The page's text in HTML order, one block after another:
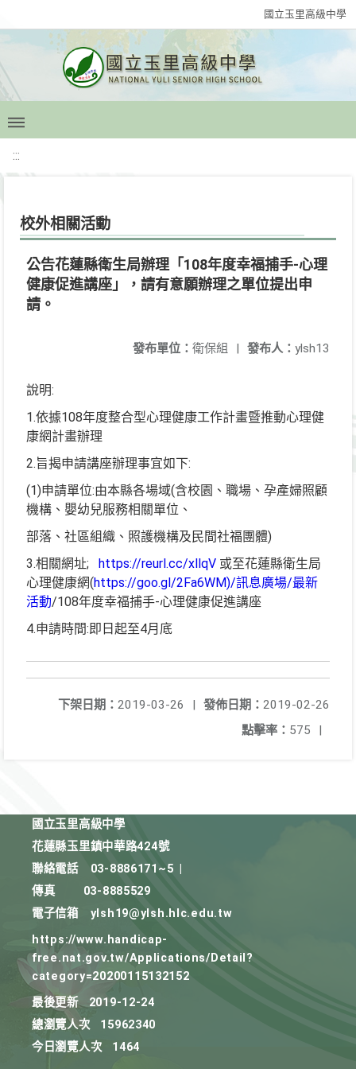
國立玉里高級中學
:::
校外相關活動
公告花蓮縣衛生局辦理「108年度幸福捕手-心理
健康促進講座」，請有意願辦理之單位提出申
請。
發布人： ylsh13
發布單位： 衛保組 |
說明:
1.依據108年度整合型心理健康工作計畫暨推動心理健
康網計畫辦理
2.旨揭申請講座辦理事宜如下:
(1)申請單位:由本縣各場域(含校園、職場、孕產婦照顧
機構、嬰幼兒服務相關單位、
部落、社區組織、照護機構及民間社福團體)
3.相關網址; https://reurl.cc/xllqV 或至花蓮縣衛生局
心理健康網(https://goo.gl/2Fa6WM)/訊息廣場/最新
活動/108年度幸福捕手-心理健康促進講座
4.申請時間:即日起至4月底
發佈日期： 2019-02-26
下架日期： 2019-03-26
|
點擊率： 575 |
國立玉里高級中學
花蓮縣玉里鎮中華路424號
聯絡電話
03-8886171~5
傳真
03-8885529
電子信箱
ylsh19@ylsh.hlc.edu.tw
https://www.handicap-
free.nat.gov.tw/Applications/Detail?
category=20200115132152
最後更新
2019-12-24
總瀏覽人次
15962340
今日瀏覽人次
1464